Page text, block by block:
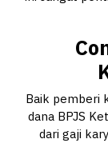
Baik pemberi
dana BPJS
dari gaji